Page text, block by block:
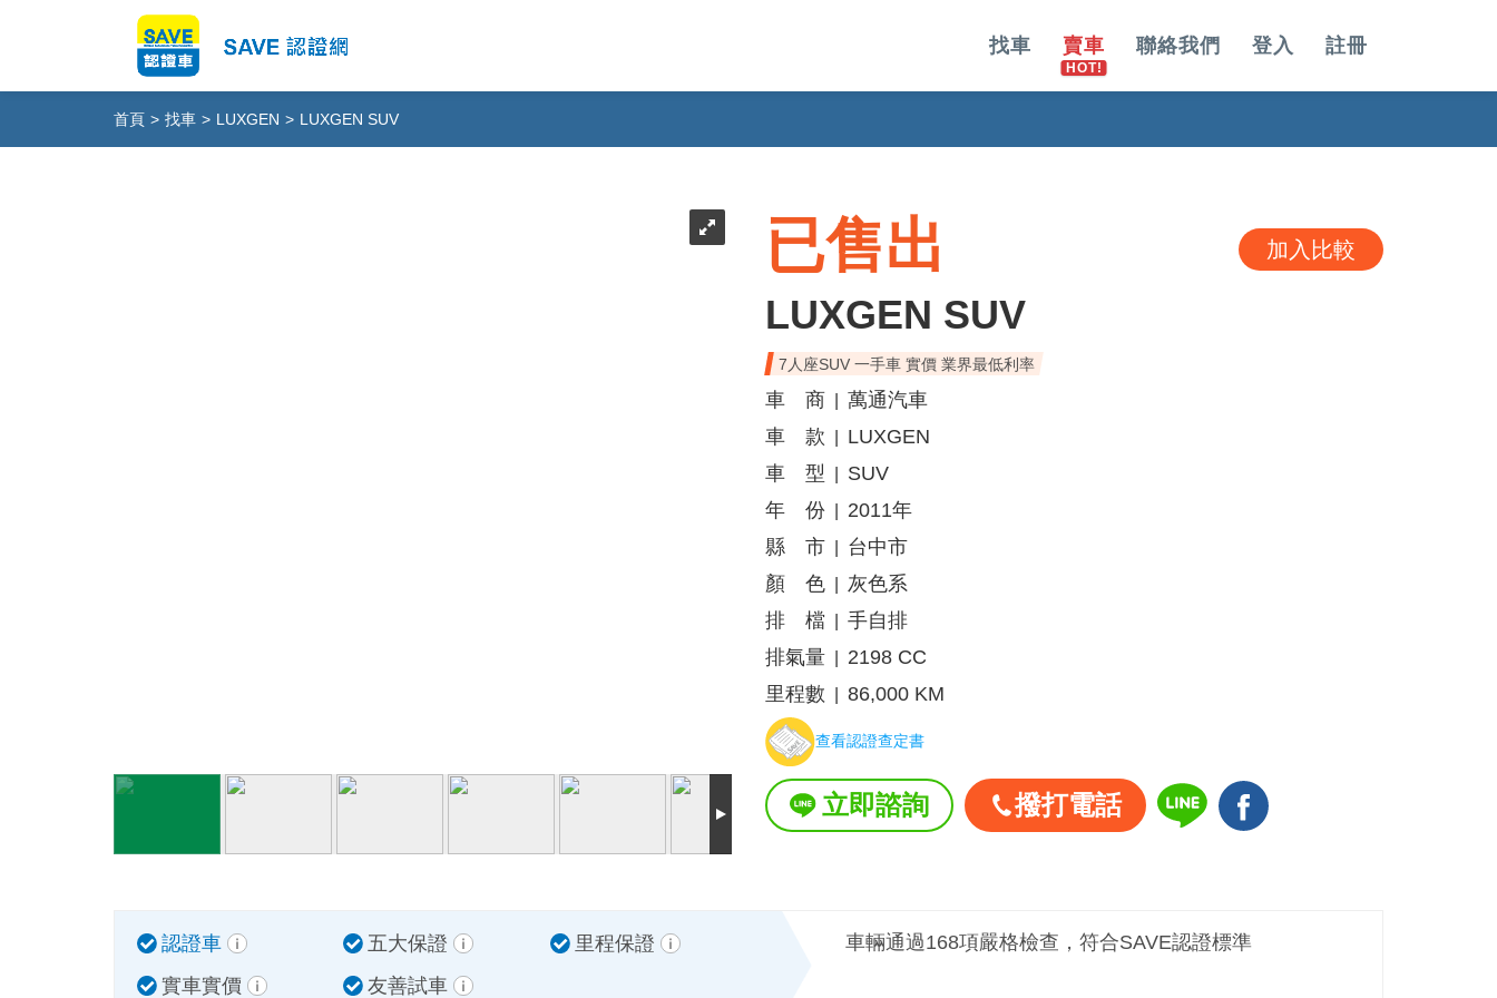
找車 賣車 聯絡我們 登入 註冊
首頁 > 找車 > LUXGEN > LUXGEN SUV
已售出 加入比較
LUXGEN SUV
7人座SUV 一手車 實價 業界最低利率
車 商
萬通汽車
車 款
LUXGEN
車 型
SUV
年 份
2011年
縣 市
台中市
顏 色
灰色系
排 檔
手自排
排氣量
2198 CC
里程數
86,000 KM
查看認證查定書
立即諮詢 撥打電話
認證車 五大保證
里程保證
實車實價
友善試車
車輛通過168項嚴格檢查，符合SAVE認證標準